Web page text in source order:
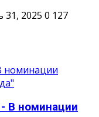
31, 2025 0 127
В номинации